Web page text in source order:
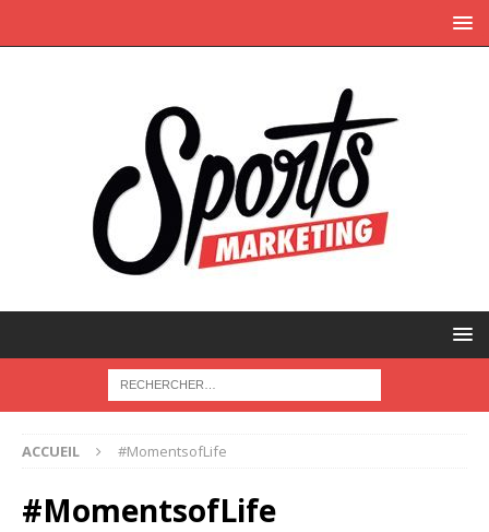
ACCUEIL #MomentsofLife
#MomentsofLife